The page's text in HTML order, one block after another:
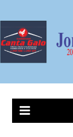
conteúdo